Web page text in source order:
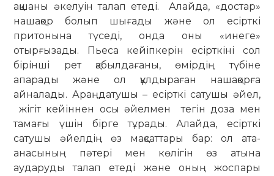
ақшаны әкелуін талап етеді. Алайда, «достар»
нашақор болып шығады және ол есірткі
притонына түседі, онда оны «инеге»
отырғызады. Пьеса кейіпкерін есірткіні сол
бірінші рет қабылдағаны, өмірдің түбіне
апарады және ол құлдыраған нашақорға
айналады. Араңдатушы – есірткі сатушы әйел,
жігіт кейіннен осы әйелмен тегін доза мен
тамағы үшін бірге тұрады. Алайда, есірткі
сатушы әйелдің өз мақсаттары бар: ол ата-
анасының пәтері мен көлігін өз атына
аударуды талап етеді және оның жоспары